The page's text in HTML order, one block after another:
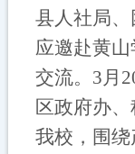
县人社局、
应邀赴黄
交流。3月
区政府办
我校，围